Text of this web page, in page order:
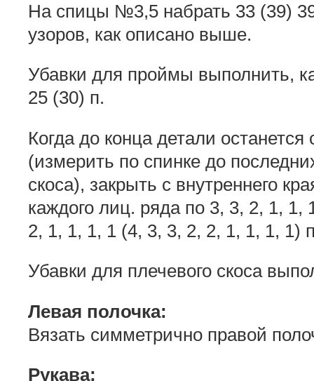
На спицы №3,5 набрать 33 (39)
узоров, как описано выше.
Убавки для проймы выполнить,
25 (30) п.
Когда до конца детали
(измерить по спинке до
скоса), закрыть с внутреннего
каждого лиц. ряда по 3, 3, 2, 1, 1,
2, 1, 1, 1, 1 (4, 3, 3, 2, 2, 1, 1, 1, 1)
Убавки для плечевого скоса
Левая полочка:
Вязать симметрично правой
Рукава: